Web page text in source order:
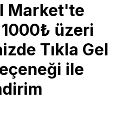
Market'te
üzeri
Tıkla Gel
ile